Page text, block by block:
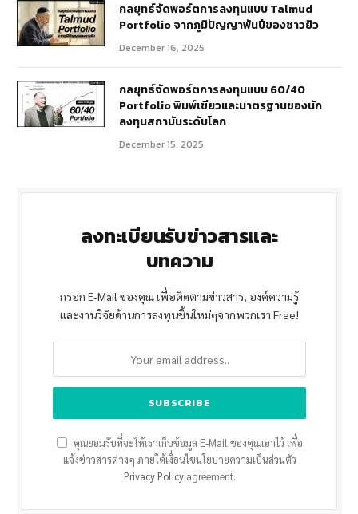
กลยุทธ์จัดพอร์ตการลงทุนแบบ Talmud
Portfolio จากภูมิปัญญาพันปีของชาวยิว
December 16, 2025
กลยุทธ์จัดพอร์ตการลงทุนแบบ 60/40
Portfolio พิมพ์เขียวและมาตรฐานของนัก
ลงทุนสถาบันระดับโลก
December 15, 2025
ลงทะเบียนรับข่าวสารและ
บทความ
กรอก E-Mail ของคุณ เพื่อติดตามข่าวสาร, องค์ความรู้
และงานวิจัยด้านการลงทุนชิ้นใหม่ๆจากพวกเรา Free!
คุณยอมรับที่จะให้เราเก็บข้อมูล E-Mail ของคุณเอาไว้ เพื่อ
แจ้งข่าวสารต่างๆ ภายใต้เงื่อนไขนโยบายความเป็นส่วนตัว
Privacy Policyagreement.